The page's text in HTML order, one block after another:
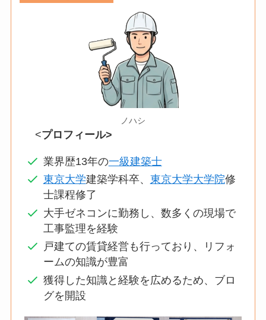
ノハシ
<プロフィール>
業界歴13年の一級建築士
東京大学建築学科卒、 東京大学大学院修
士課程修了
大手ゼネコンに勤務し、数多くの現場で
工事監理を経験
戸建ての賃貸経営も行っており、リフォ
ームの知識が豊富
獲得した知識と経験を広めるため、ブロ
グを開設